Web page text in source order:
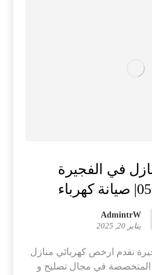
في الفجيرة
AdmintrW
يناير 20, 2025
نقدم ارخص كهربائي منازل
المتخصصة في مجال تصليح و